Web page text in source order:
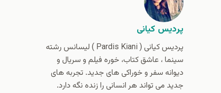
پردیس کیانی
پردیس کیانی (‌ Pardis Kiani ) لیسانس رشته
سینما ، عاشق کتاب، خوره فیلم و سریال و
دیوانه سفر و خوراکی های جدید. تجربه های
جدید می تواند هر انسانی را زنده نگه دارد.